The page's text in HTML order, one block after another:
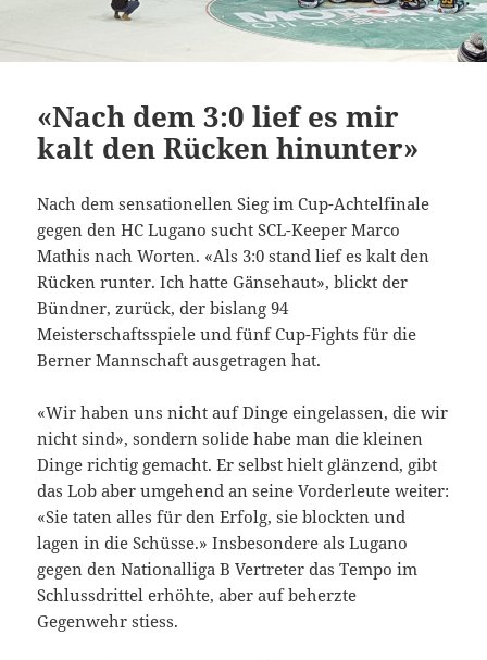
«Nach dem 3:0 lief es mir
kalt den Rücken hinunter»
Nach dem sensationellen Sieg im Cup-Achtelfinale
gegen den HC Lugano sucht SCL-Keeper Marco
Mathis nach Worten. «Als 3:0 stand lief es kalt den
Rücken runter. Ich hatte Gänsehaut», blickt der
Bündner, zurück, der bislang 94
Meisterschaftsspiele und fünf Cup-Fights für die
Berner Mannschaft ausgetragen hat.
«Wir haben uns nicht auf Dinge eingelassen, die wir
nicht sind», sondern solide habe man die kleinen
Dinge richtig gemacht. Er selbst hielt glänzend, gibt
das Lob aber umgehend an seine Vorderleute weiter:
«Sie taten alles für den Erfolg, sie blockten und
lagen in die Schüsse.» Insbesondere als Lugano
gegen den Nationalliga B Vertreter das Tempo im
Schlussdrittel erhöhte, aber auf beherzte
Gegenwehr stiess.